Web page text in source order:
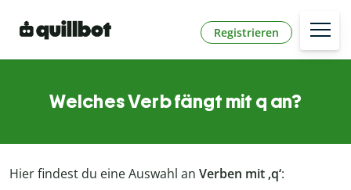
Registrieren
Welches Verb fängt mit q an?
Hier findest du eine Auswahl an Verben mit ‚q‘: